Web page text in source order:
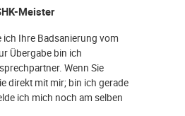
Meister
ich Ihre Badsanierung vom
Übergabe bin ich
Wenn Sie
direkt mit mir; bin ich gerade
ich mich noch am selben